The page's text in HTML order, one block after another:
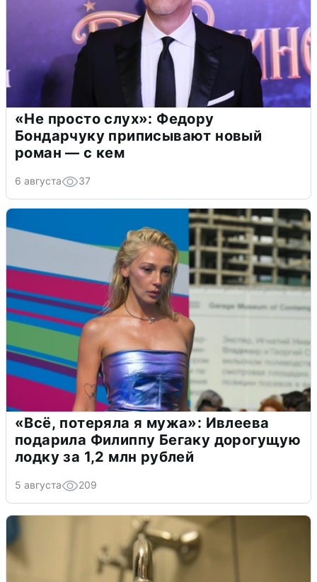
«Не просто слух»: Федору
Бондарчуку приписывают новый
роман — с кем
6 августа 37
«Всё, потеряла я мужа»: Ивлеева
подарила Филиппу Бегаку дорогущую
лодку за 1,2 млн рублей
5 августа 209